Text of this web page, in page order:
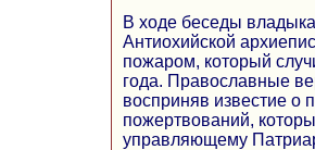
В ходе беседы
Антиохийской
пожаром, который
года. Православные
восприняв известие о
пожертвований,
управляющему